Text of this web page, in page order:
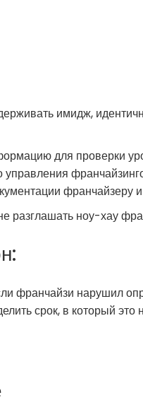
имидж,
для проверки
франчайзеру
разглашать ноу-хау
франчайзи нарушил
срок, в который